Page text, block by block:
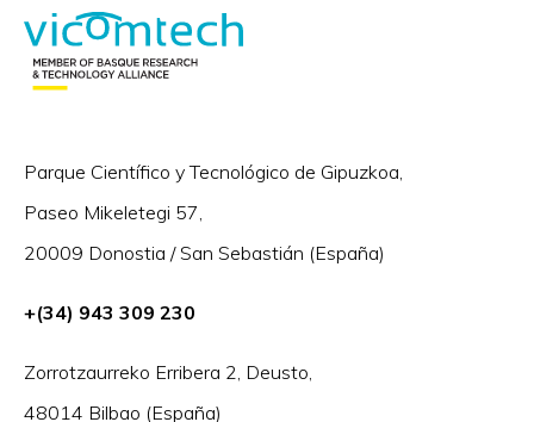
Parque Científico y Tecnológico de Gipuzkoa,
Paseo Mikeletegi 57,
20009 Donostia / San Sebastián (España)
+(34) 943 309 230
Zorrotzaurreko Erribera 2, Deusto,
48014 Bilbao (España)